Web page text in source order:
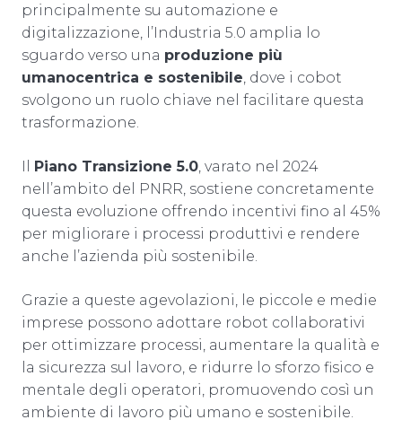
principalmente su automazione e
digitalizzazione, l’Industria 5.0 amplia lo
sguardo verso una produzione più
umanocentrica e sostenibile, dove i cobot
svolgono un ruolo chiave nel facilitare questa
trasformazione.
Il Piano Transizione 5.0, varato nel 2024
nell’ambito del PNRR, sostiene concretamente
questa evoluzione offrendo incentivi fino al 45%
per migliorare i processi produttivi e rendere
anche l’azienda più sostenibile.
Grazie a queste agevolazioni, le piccole e medie
imprese possono adottare robot collaborativi
per ottimizzare processi, aumentare la qualità e
la sicurezza sul lavoro, e ridurre lo sforzo fisico e
mentale degli operatori, promuovendo così un
ambiente di lavoro più umano e sostenibile.